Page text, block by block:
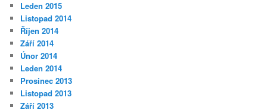
Leden 2015
Listopad 2014
Říjen 2014
Září 2014
Únor 2014
Leden 2014
Prosinec 2013
Listopad 2013
Září 2013